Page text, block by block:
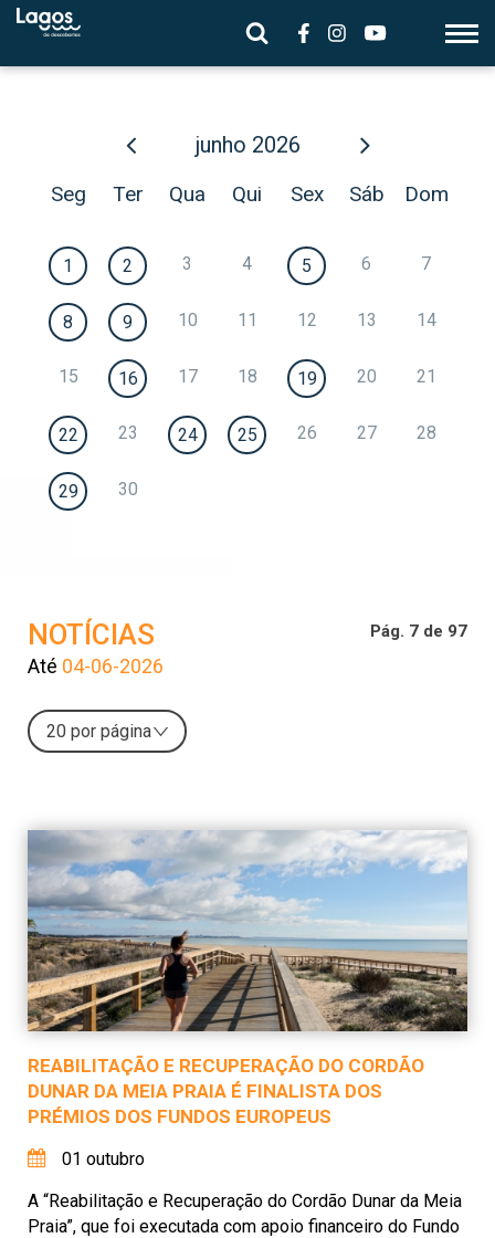
junho 2026
Seg Ter Qua Qui Sex Sáb Dom
1 2 3 4 5 6 7
8 9 10 11 12 13 14
15 16 17 18 19 20 21
22 23 24 25 26 27 28
29 30
NOTÍCIAS
Até 04-06-2026
Pág. 7 de 97
REABILITAÇÃO E RECUPERAÇÃO DO CORDÃO
DUNAR DA MEIA PRAIA É FINALISTA DOS
PRÉMIOS DOS FUNDOS EUROPEUS
01 outubro
A “Reabilitação e Recuperação do Cordão Dunar da Meia
Praia”, que foi executada com apoio financeiro do Fundo